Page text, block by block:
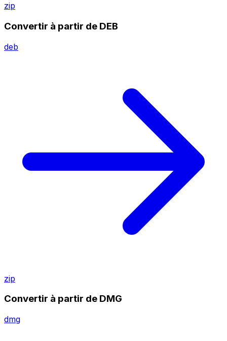
zip
Convertir à partir de DEB
deb
zip
Convertir à partir de DMG
dmg